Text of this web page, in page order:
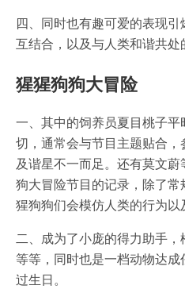
四、同时也有趣可爱的表现
互结合，以及与人类和谐共处
猩猩狗狗大冒险
一、其中的饲养员夏目桃子
切，通常会与节目主题贴合
及谐星不一而足。还有莫文
狗大冒险节目的记录，除了
猩狗狗们会模仿人类的行为以
二、成为了小庞的得力助手
等等，同时也是一档动物达
过生日。